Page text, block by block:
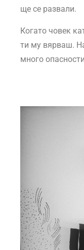
ще се развали.
Когато човек
ти му вярваш.
много